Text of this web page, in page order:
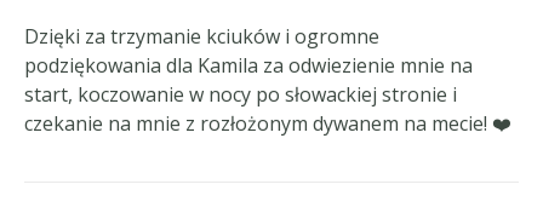
Dzięki za trzymanie kciuków i ogromne
podziękowania dla Kamila za odwiezienie mnie na
start, koczowanie w nocy po słowackiej stronie i
czekanie na mnie z rozłożonym dywanem na mecie! ❤️